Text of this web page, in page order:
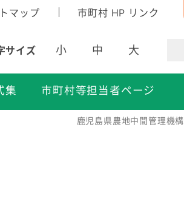
マップ 市町村 HP リンク
サイズ 小 中 大
集 市町村等担当者ページ
鹿児島県農地中間管理機構